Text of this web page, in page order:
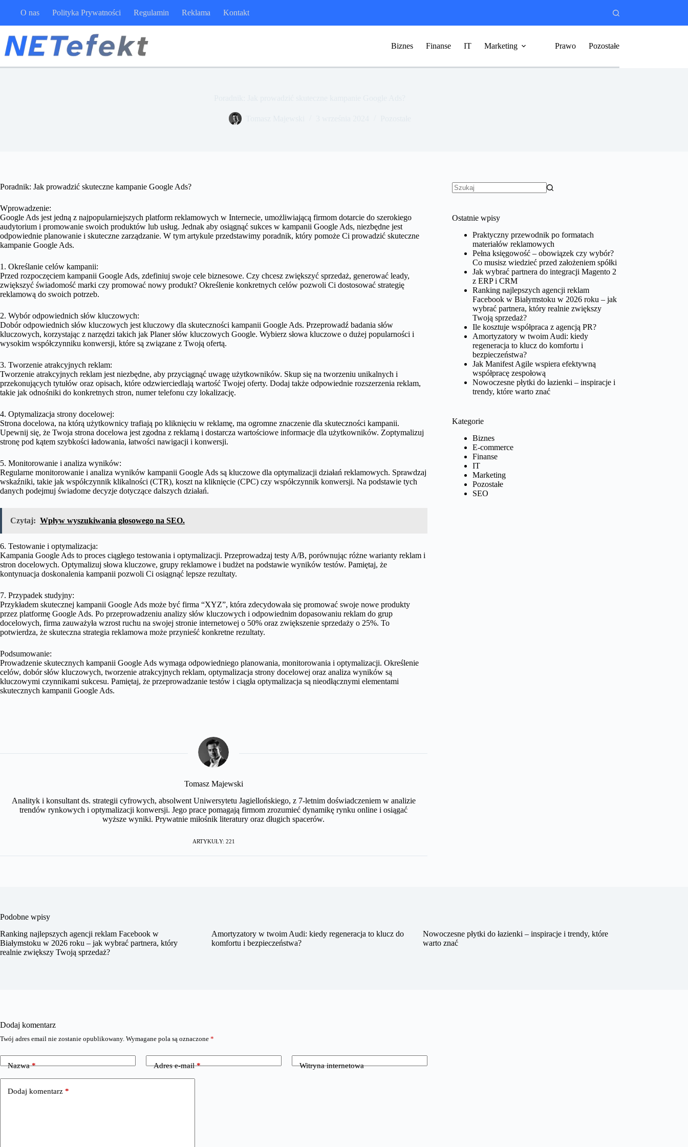
O nas Polityka Prywatności Regulamin Reklama Kontakt
Biznes Finanse IT Marketing Prawo Pozostałe
Poradnik: Jak prowadzić skuteczne kampanie Google Ads?
Wprowadzenie:
Google Ads jest jedną z najpopularniejszych platform reklamowych w Internecie, umożliwiającą firmom dotarcie do szerokiego
audytorium i promowanie swoich produktów lub usług. Jednak aby osiągnąć sukces w kampanii Google Ads, niezbędne jest
odpowiednie planowanie i skuteczne zarządzanie. W tym artykule przedstawimy poradnik, który pomoże Ci prowadzić skuteczne
kampanie Google Ads.
1. Określanie celów kampanii:
Przed rozpoczęciem kampanii Google Ads, zdefiniuj swoje cele biznesowe. Czy chcesz zwiększyć sprzedaż, generować leady,
zwiększyć świadomość marki czy promować nowy produkt? Określenie konkretnych celów pozwoli Ci dostosować strategię
reklamową do swoich potrzeb.
2. Wybór odpowiednich słów kluczowych:
Dobór odpowiednich słów kluczowych jest kluczowy dla skuteczności kampanii Google Ads. Przeprowadź badania słów
kluczowych, korzystając z narzędzi takich jak Planer słów kluczowych Google. Wybierz słowa kluczowe o dużej popularności i
wysokim współczynniku konwersji, które są związane z Twoją ofertą.
3. Tworzenie atrakcyjnych reklam:
Tworzenie atrakcyjnych reklam jest niezbędne, aby przyciągnąć uwagę użytkowników. Skup się na tworzeniu unikalnych i
przekonujących tytułów oraz opisach, które odzwierciedlają wartość Twojej oferty. Dodaj także odpowiednie rozszerzenia reklam,
takie jak odnośniki do konkretnych stron, numer telefonu czy lokalizację.
4. Optymalizacja strony docelowej:
Strona docelowa, na którą użytkownicy trafiają po kliknięciu w reklamę, ma ogromne znaczenie dla skuteczności kampanii.
Upewnij się, że Twoja strona docelowa jest zgodna z reklamą i dostarcza wartościowe informacje dla użytkowników. Zoptymalizuj
stronę pod kątem szybkości ładowania, łatwości nawigacji i konwersji.
5. Monitorowanie i analiza wyników:
Regularne monitorowanie i analiza wyników kampanii Google Ads są kluczowe dla optymalizacji działań reklamowych. Sprawdzaj
wskaźniki, takie jak współczynnik klikalności (CTR), koszt na kliknięcie (CPC) czy współczynnik konwersji. Na podstawie tych
danych podejmuj świadome decyzje dotyczące dalszych działań.
Czytaj: Wpływ wyszukiwania głosowego na SEO.
6. Testowanie i optymalizacja:
Kampania Google Ads to proces ciągłego testowania i optymalizacji. Przeprowadzaj testy A/B, porównując różne warianty reklam i
stron docelowych. Optymalizuj słowa kluczowe, grupy reklamowe i budżet na podstawie wyników testów. Pamiętaj, że
kontynuacja doskonalenia kampanii pozwoli Ci osiągnąć lepsze rezultaty.
7. Przypadek studyjny:
Przykładem skutecznej kampanii Google Ads może być firma “XYZ”, która zdecydowała się promować swoje nowe produkty
przez platformę Google Ads. Po przeprowadzeniu analizy słów kluczowych i odpowiednim dopasowaniu reklam do grup
docelowych, firma zauważyła wzrost ruchu na swojej stronie internetowej o 50% oraz zwiększenie sprzedaży o 25%. To
potwierdza, że skuteczna strategia reklamowa może przynieść konkretne rezultaty.
Podsumowanie:
Prowadzenie skutecznych kampanii Google Ads wymaga odpowiedniego planowania, monitorowania i optymalizacji. Określenie
celów, dobór słów kluczowych, tworzenie atrakcyjnych reklam, optymalizacja strony docelowej oraz analiza wyników są
kluczowymi czynnikami sukcesu. Pamiętaj, że przeprowadzanie testów i ciągła optymalizacja są nieodłącznymi elementami
skutecznych kampanii Google Ads.
Tomasz Majewski
Analityk i konsultant ds. strategii cyfrowych, absolwent Uniwersytetu Jagiellońskiego, z 7-letnim doświadczeniem w analizie
trendów rynkowych i optymalizacji konwersji. Jego prace pomagają firmom zrozumieć dynamikę rynku online i osiągać
wyższe wyniki. Prywatnie miłośnik literatury oraz długich spacerów.
ARTYKUŁY: 221
Ostatnie wpisy
Praktyczny przewodnik po formatach
materiałów reklamowych
Pełna księgowość – obowiązek czy wybór?
Co musisz wiedzieć przed założeniem spółki
Jak wybrać partnera do integracji Magento 2
z ERP i CRM
Ranking najlepszych agencji reklam
Facebook w Białymstoku w 2026 roku – jak
wybrać partnera, który realnie zwiększy
Twoją sprzedaż?
Ile kosztuje współpraca z agencją PR?
Amortyzatory w twoim Audi: kiedy
regeneracja to klucz do komfortu i
bezpieczeństwa?
Jak Manifest Agile wspiera efektywną
współpracę zespołową
Nowoczesne płytki do łazienki – inspiracje i
trendy, które warto znać
Kategorie
Biznes
E-commerce
Finanse
IT
Marketing
Pozostałe
SEO
Podobne wpisy
Ranking najlepszych agencji reklam Facebook w
Białymstoku w 2026 roku – jak wybrać partnera, który
realnie zwiększy Twoją sprzedaż?
Amortyzatory w twoim Audi: kiedy regeneracja to klucz do
komfortu i bezpieczeństwa?
Nowoczesne płytki do łazienki – inspiracje i trendy, które
warto znać
Dodaj komentarz
Twój adres email nie zostanie opublikowany. Wymagane pola są oznaczone *
Nazwa* Adres e-mail* Witryna internetowa
Dodaj komentarz *